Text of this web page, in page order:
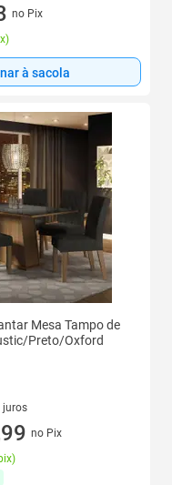
juros
no Pix
)
à sacola
Mesa Tampo de
Preto/Oxford
juros
jurosno Pix
)